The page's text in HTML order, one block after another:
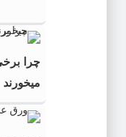
چرا
میخورند